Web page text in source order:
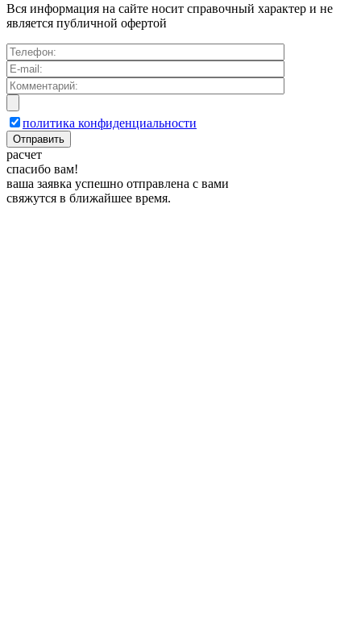
Вся информация на сайте носит справочный характер и не
является публичной офертой
политика конфиденциальности
расчет
спасибо вам!
ваша заявка успешно отправлена с вами
свяжутся в ближайшее время.